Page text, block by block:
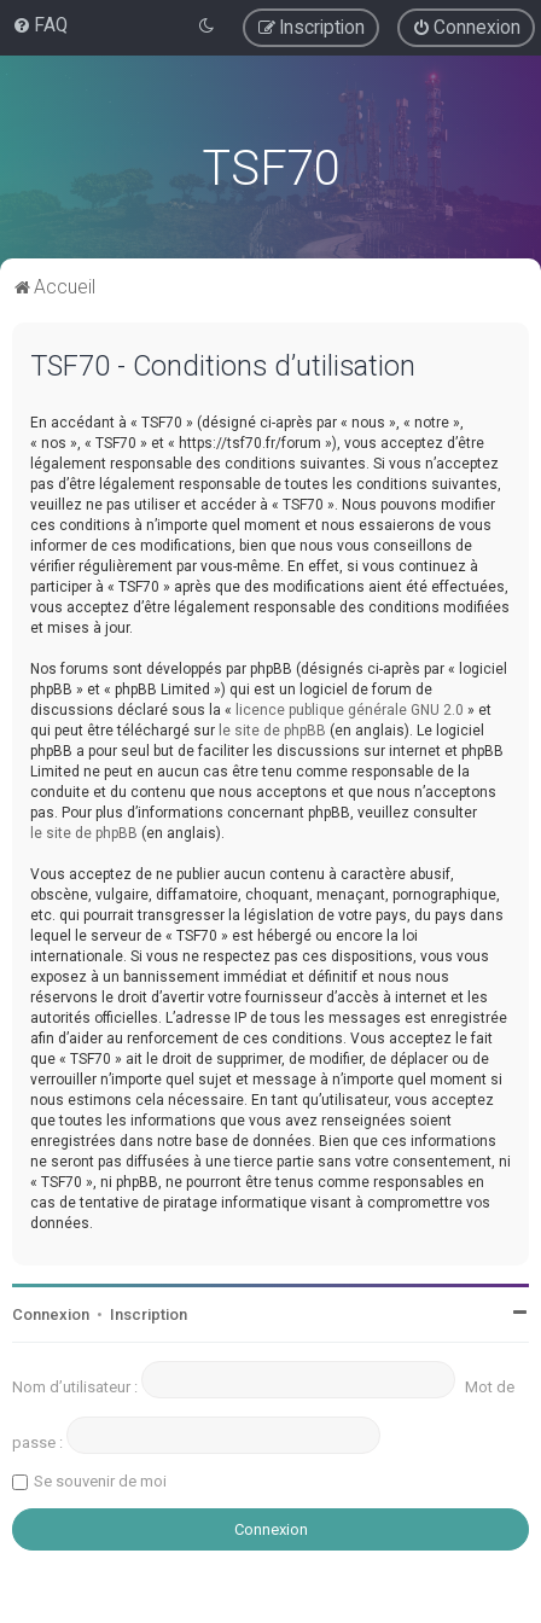
FAQ Connexion
Inscription
TSF70
Accueil
TSF70 - Conditions d’utilisation
En accédant à « TSF70 » (désigné ci-après par « nous », « notre »,
« nos », « TSF70 » et « https://tsf70.fr/forum »), vous acceptez d’être
légalement responsable des conditions suivantes. Si vous n’acceptez
pas d’être légalement responsable de toutes les conditions suivantes,
veuillez ne pas utiliser et accéder à « TSF70 ». Nous pouvons modifier
ces conditions à n’importe quel moment et nous essaierons de vous
informer de ces modifications, bien que nous vous conseillons de
vérifier régulièrement par vous-même. En effet, si vous continuez à
participer à « TSF70 » après que des modifications aient été effectuées,
vous acceptez d’être légalement responsable des conditions modifiées
et mises à jour.
Nos forums sont développés par phpBB (désignés ci-après par « logiciel
phpBB » et « phpBB Limited ») qui est un logiciel de forum de
discussions déclaré sous la « licence publique générale GNU 2.0 » et
qui peut être téléchargé sur le site de phpBB (en anglais). Le logiciel
phpBB a pour seul but de faciliter les discussions sur internet et phpBB
Limited ne peut en aucun cas être tenu comme responsable de la
conduite et du contenu que nous acceptons et que nous n’acceptons
pas. Pour plus d’informations concernant phpBB, veuillez consulter
le site de phpBB (en anglais).
Vous acceptez de ne publier aucun contenu à caractère abusif,
obscène, vulgaire, diffamatoire, choquant, menaçant, pornographique,
etc. qui pourrait transgresser la législation de votre pays, du pays dans
lequel le serveur de « TSF70 » est hébergé ou encore la loi
internationale. Si vous ne respectez pas ces dispositions, vous vous
exposez à un bannissement immédiat et définitif et nous nous
réservons le droit d’avertir votre fournisseur d’accès à internet et les
autorités officielles. L’adresse IP de tous les messages est enregistrée
afin d’aider au renforcement de ces conditions. Vous acceptez le fait
que « TSF70 » ait le droit de supprimer, de modifier, de déplacer ou de
verrouiller n’importe quel sujet et message à n’importe quel moment si
nous estimons cela nécessaire. En tant qu’utilisateur, vous acceptez
que toutes les informations que vous avez renseignées soient
enregistrées dans notre base de données. Bien que ces informations
ne seront pas diffusées à une tierce partie sans votre consentement, ni
« TSF70 », ni phpBB, ne pourront être tenus comme responsables en
cas de tentative de piratage informatique visant à compromettre vos
données.
Connexion • Inscription
Nom d’utilisateur : Mot de
passe :
Se souvenir de moi